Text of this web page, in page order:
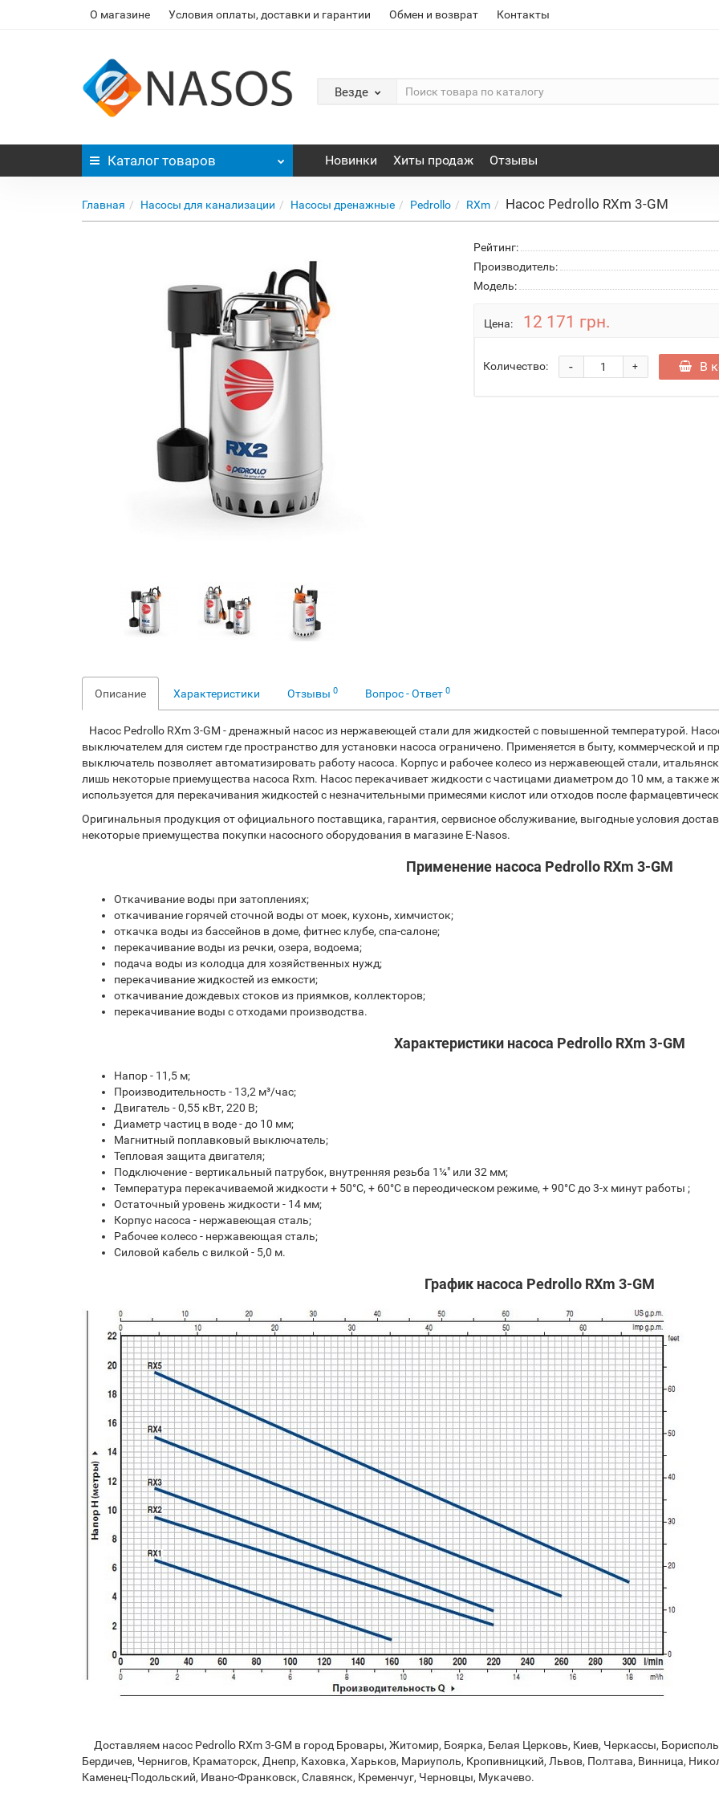
О магазине Условия оплаты, доставки и гарантии Обмен и возврат Контакты
Везде
Каталог товаров Новинки Хиты продаж Отзывы
Главная Насосы для канализации Насосы дренажные Pedrollo RXm Насос Pedrollo RXm 3-GM
Рейтинг:
Производитель:
Модель:
Цена: 12 171 грн.
Количество: +
- В
Описание Характеристики Отзывы 0 Вопрос - Ответ 0
Насос Pedrollo RXm 3-GM - дренажный насос из нержавеющей стали для жидкостей с повышенной температурой.
выключателем для систем где пространство для установки насоса ограничено. Применяется в быту, коммерческой и
выключатель позволяет автоматизировать работу насоса. Корпус и рабочее колесо из нержавеющей стали,
лишь некоторые приемущества насоса Rxm. Насос перекачивает жидкости с частицами диаметром до 10 мм, а также
используется для перекачивания жидкостей с незначительными примесями кислот или отходов после
Оригинальныя продукция от официального поставщика, гарантия, сервисное обслуживание, выгодные условия
некоторые приемущества покупки насосного оборудования в магазине E-Nasos.
Применение насоса Pedrollo RXm 3-GM
Откачивание воды при затоплениях;
откачивание горячей сточной воды от моек, кухонь, химчисток;
откачка воды из бассейнов в доме, фитнес клубе, спа-салоне;
перекачивание воды из речки, озера, водоема;
подача воды из колодца для хозяйственных нужд;
перекачивание жидкостей из емкости;
откачивание дождевых стоков из приямков, коллекторов;
перекачивание воды с отходами производства.
Характеристики насоса Pedrollo RXm 3-GM
Напор - 11,5 м;
Производительность - 13,2 м³/час;
Двигатель - 0,55 кВт, 220 В;
Диаметр частиц в воде - до 10 мм;
Магнитный поплавковый выключатель;
Тепловая защита двигателя;
Подключение - вертикальный патрубок, внутренняя резьба 1¼" или 32 мм;
Температура перекачиваемой жидкости + 50°С, + 60°С в переодическом режиме, + 90°С до 3-х минут работы ;
Остаточный уровень жидкости - 14 мм;
Корпус насоса - нержавеющая сталь;
Рабочее колесо - нержавеющая сталь;
Силовой кабель с вилкой - 5,0 м.
График насоса Pedrollo RXm 3-GM
Доставляем насос Pedrollo RXm 3-GM в город Бровары, Житомир, Боярка, Белая Церковь, Киев, Черкассы,
Бердичев, Чернигов, Краматорск, Днепр, Каховка, Харьков, Мариуполь, Кропивницкий, Львов, Полтава, Винница,
Каменец-Подольский, Ивано-Франковск, Славянск, Кременчуг, Черновцы, Мукачево.